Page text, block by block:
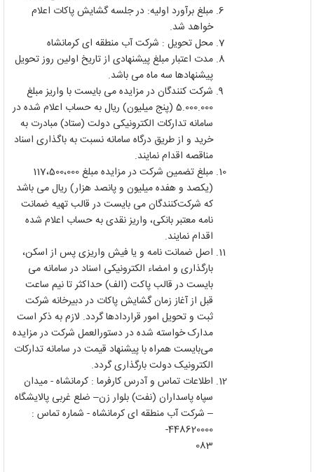
مبلغ برآورد اولیه: در جلسه گشایش پاکات اعلام
خواهد شد.
محل تحویل : شرکت آب منطقه ای کرمانشاه
مدت اعتبار مبلغ پیشنهادی از تاریخ اولین روز تحویل
پیشنهادها سه ماه می باشد.
شرکت کنندگان در مزایده می بایست با واریز مبلغ
5.000.000 (پنج میلیون) ریال به حساب اعلام شده در
سامانه تدارکات الکترونیکی دولت (ستاد) مبادرت به
خرید و از طریق درگاه سامانه نسبت به باگذاری اسناد
مناقصه اقدام نمایند.
مبلغ تضمین شرکت در مزایده مبلغ 117،500،000
(یکصد و هفده میلیون و پانصد هزار) ریال می باشد
که شرکت‌کنندگان می بایست در قالب تهیه ضمانت
نامه معتبر بانکی، واریز نقدی به حساب اعلام شده
اقدام نمایند.
اصل ضمانت نامه و یا فیش واریزی پس از اسکن،
بارگذاری و امضاء الکترونیکی اسناد در سامانه می
بایست در قالب پاکت (الف) حداکثر تا نیم ساعت
قبل از آغاز زمان گشایش پاکات در دبیرخانه شرکت
ثبت و تحویل امور قراردادها گردد. لازم به ذکر است
مدارک خواسته شده در دستورالعمل شرکت در مزایده
می‌‌بایست همراه با پیشنهاد قیمت در سامانه تدارکات
الکترونیک دولت بارگذاری گردد.
اطلاعات تماس و آدرس کارفرما : کرمانشاه - میدان
سپاه پاسداران (نفت) بلوار زن– ضلع غربی پالایشگاه
– شرکت آب منطقه ای کرمانشاه - شماره تماس :
448620000-
083